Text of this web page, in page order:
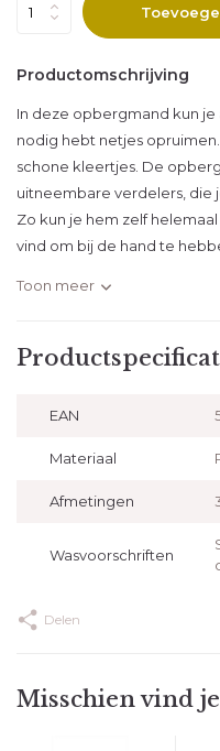
Productomschrijving
In deze opbergmand kun
nodig hebt netjes
schone kleertjes. De
uitneembare verdelers, die
Zo kun je hem zelf
vind om bij de hand te
Toon meer
EAN
Materiaal
Afmetingen
Wasvoorschriften
Delen
Misschien vind